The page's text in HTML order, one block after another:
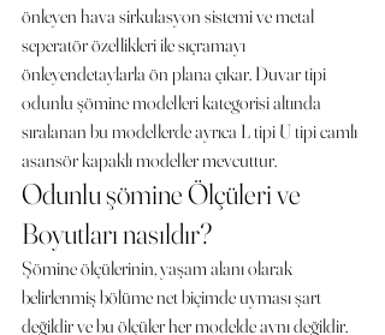
önleyen hava sirkulasyon sistemi ve metal
seperatör özellikleri ile sıçramayı
önleyendetaylarla ön plana çıkar. Duvar tipi
odunlu şömine modelleri kategorisi altında
sıralanan bu modellerde ayrıca L tipi U tipi camlı
asansör kapaklı modeller mevcuttur.
Odunlu şömine Ölçüleri ve
Boyutları nasıldır?
Şömine ölçülerinin, yaşam alanı olarak
belirlenmiş bölüme net biçimde uyması şart
değildir ve bu ölçüler her modelde aynı değildir.